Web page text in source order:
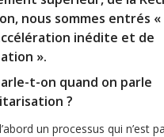
nous sommes entrés
inédite et de
».
t-on quand on parle
?
un processus qui n’est